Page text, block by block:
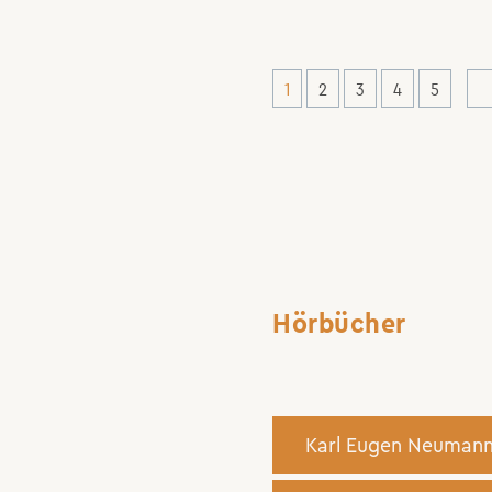
1 2 3 4 5
Hörbücher
Karl Eugen